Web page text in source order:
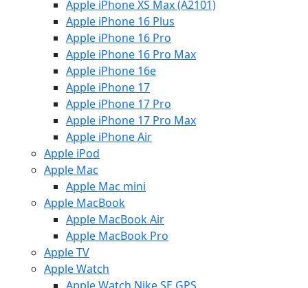
Apple iPhone XS Max (A2101)
Apple iPhone 16 Plus
Apple iPhone 16 Pro
Apple iPhone 16 Pro Max
Apple iPhone 16e
Apple iPhone 17
Apple iPhone 17 Pro
Apple iPhone 17 Pro Max
Apple iPhone Air
Apple iPod
Apple Mac
Apple Mac mini
Apple MacBook
Apple MacBook Air
Apple MacBook Pro
Apple TV
Apple Watch